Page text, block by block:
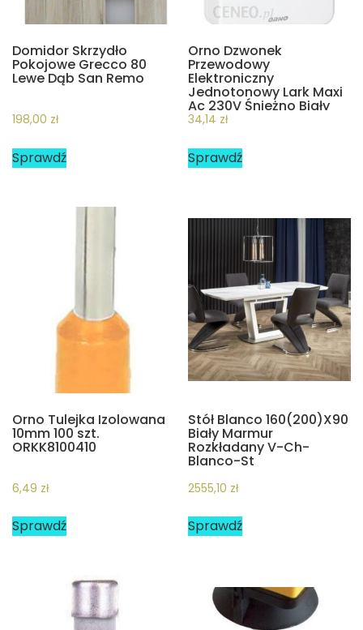
Domidor Skrzydło
Pokojowe Grecco 80
Lewe Dąb San Remo
198,00 zł
Sprawdź
Orno Dzwonek
Przewodowy
Elektroniczny
Jednotonowy Lark Maxi
Ac 230V Śnieżno Biały
(ORDPMR161PW)
34,14 zł
Sprawdź
Orno Tulejka Izolowana
10mm 100 szt.
ORKK8100410
6,49 zł
Sprawdź
Stół Blanco 160(200)X90
Biały Marmur
Rozkładany V-Ch-
Blanco-St
2555,10 zł
Sprawdź